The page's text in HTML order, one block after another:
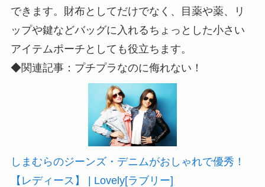
できます。財布としてだけでなく、目薬や薬、リ
ップや鍵などバッグに入れるちょっとした小さい
アイテムポーチとしても役立ちます。
◆関連記事：プチプラなのに侮れない！
しまむらのジーンズ・デニムがおしゃれで優秀！
【レディース】 | Lovely[ラブリー]